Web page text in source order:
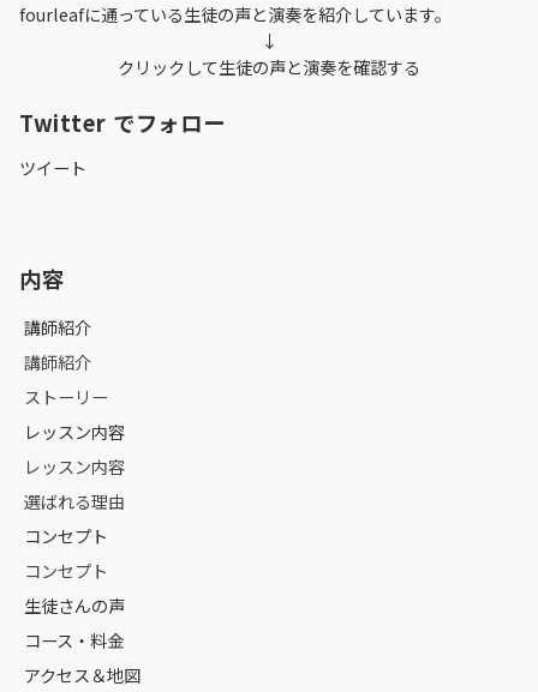
fourleafに通っている生徒の声と演奏を紹介しています。
↓
クリックして生徒の声と演奏を確認する
Twitter でフォロー
ツイート
内容
講師紹介
講師紹介
ストーリー
レッスン内容
レッスン内容
選ばれる理由
コンセプト
コンセプト
生徒さんの声
コース・料金
アクセス＆地図